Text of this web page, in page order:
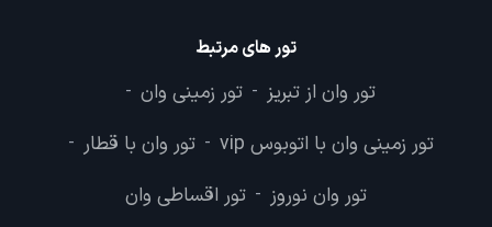
تور های مرتبط
تور وان از تبریز - تور زمینی وان -
تور زمینی وان با اتوبوس vip - تور وان با قطار -
تور وان نوروز - تور اقساطی وان